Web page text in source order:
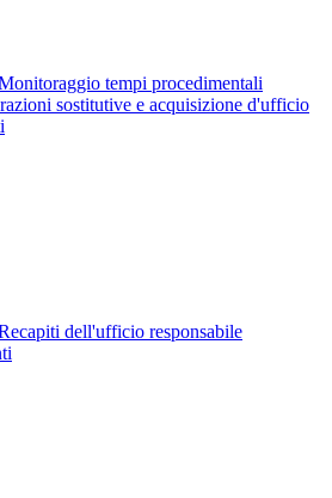
tempi procedimentali
sostitutive e acquisizione d'ufficio
dell'ufficio responsabile